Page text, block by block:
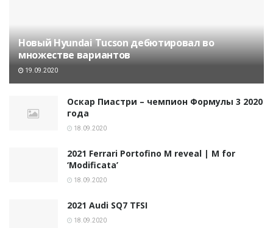
Новый Hyundai Tucson дебютировал во
множестве вариантов
19.09.2020
Оскар Пиастри – чемпион Формулы 3 2020
года
18.09.2020
2021 Ferrari Portofino M reveal | M for
‘Modificata’
18.09.2020
2021 Audi SQ7 TFSI
18.09.2020